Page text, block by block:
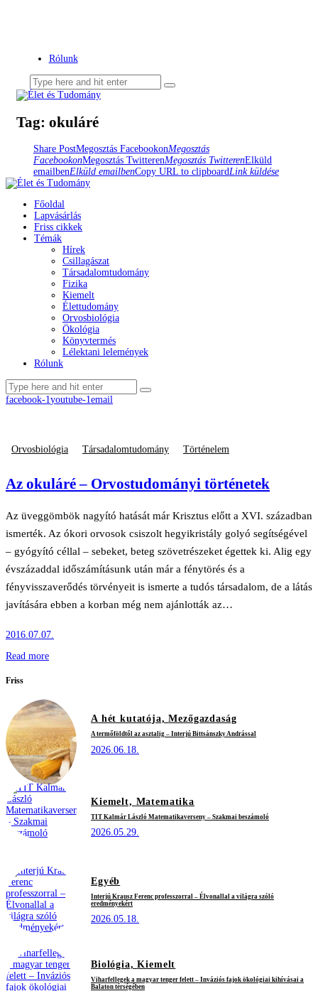
Rólunk
Tag: okuláré
Share PostMegosztás FacebookonMegosztás
FacebookonMegosztás TwitterenMegosztás TwitterenElküld
emailbenElküld emailbenCopy URL to clipboardLink küldése
Főoldal
Lapvásárlás
Friss cikkek
Témák
Hírek
Csillagászat
Társadalomtudomány
Fizika
Kiemelt
Élettudomány
Orvosbiológia
Ökológia
Könyvtermés
Lélektani lelemények
Rólunk
facebook-1youtube-1email
Orvosbiológia Társadalomtudomány Történelem
Az okuláré – Orvostudományi történetek
Az üveggömbök nagyító hatását már Krisztus előtt a XVI. században
ismerték. Az ókori orvosok csiszolt hegyikristály golyó segítségével
– gyógyító céllal – sebeket, beteg szövetrészeket égettek ki. Alig egy
évszázaddal időszámításunk után már a fénytörés és a
fényvisszaverődés törvényeit is ismerte a tudós társadalom, de a látás
javítására ebben a korban még nem ajánlották az…
2016.07.07.
Read more
Friss
A hét kutatója,Mezőgazdaság
A termőföldtől az asztalig – Interjú Bittsánszky Andrással
2026.06.18.
Kiemelt, Matematika
TIT Kalmár László Matematikaverseny – Szakmai beszámoló
2026.05.29.
Egyéb
Interjú Krausz Ferenc professzorral – Élvonallal a világra szóló
eredményekért
2026.05.18.
Biológia,Kiemelt
Viharfellegek a magyar tenger felett – Inváziós fajok ökológiai kihívásai a
Balaton térségében